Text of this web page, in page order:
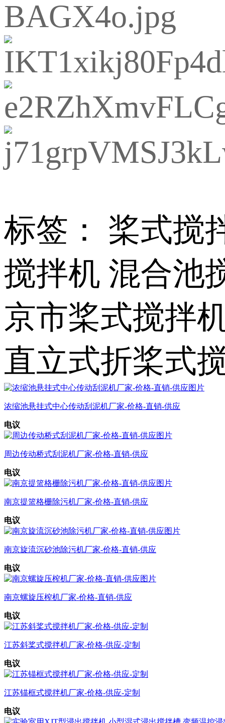
标签： 桨式搅
搅拌机 混合池
京市桨式搅拌
直立式折桨式
浓缩池悬挂式中心传动刮泥机厂家-价格-直销-供应
电议
周边传动桥式刮泥机厂家-价格-直销-供应
电议
南京提篮格栅除污机厂家-价格-直销-供应
电议
南京旋流沉砂池除污机厂家-价格-直销-供应
电议
南京螺旋压榨机厂家-价格-直销-供应
电议
江苏斜桨式搅拌机厂家-价格-供应-定制
电议
江苏锚框式搅拌机厂家-价格-供应-定制
电议